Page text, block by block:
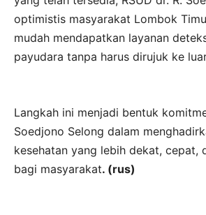
optimistis masyarakat Lombok
mudah mendapatkan layanan
payudara tanpa harus dirujuk ke
Langkah ini menjadi bentuk
Soedjono Selong dalam
kesehatan yang lebih dekat, cepat,
bagi masyarakat. (rus)